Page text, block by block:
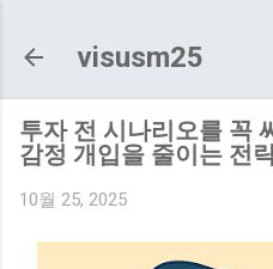
visusm25
투자 전 시나리오를 꼭
감정 개입을 줄이는 전
10월 25, 2025